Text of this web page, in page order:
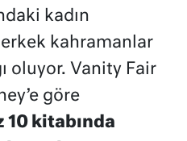
kadın
kahramanlar
oluyor. Vanity Fair
göre
10 kitabında